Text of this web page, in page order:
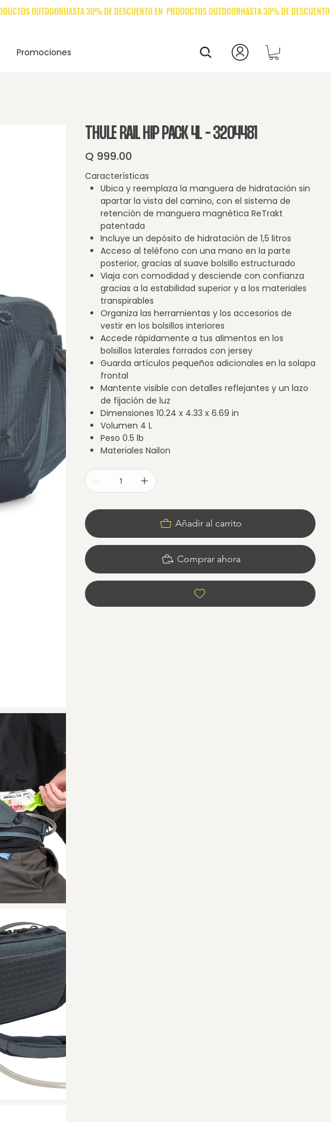
Promociones
THULE RAIL HIP PACK 4L - 3204481
Precio
Q 999.00
Características
Ubica y reemplaza la manguera de hidratación sin
apartar la vista del camino, con el sistema de
retención de manguera magnética ReTrakt
patentada
Incluye un depósito de hidratación de 1,5 litros
Acceso al teléfono con una mano en la parte
posterior, gracias al suave bolsillo estructurado
Viaja con comodidad y desciende con confianza
gracias a la estabilidad superior y a los materiales
transpirables
Organiza las herramientas y los accesorios de
vestir en los bolsillos interiores
Accede rápidamente a tus alimentos en los
bolsillos laterales forrados con jersey
Guarda artículos pequeños adicionales en la solapa
frontal
Mantente visible con detalles reflejantes y un lazo
de fijación de luz
Dimensiones 10.24 x 4.33 x 6.69 in
Volumen 4 L
Peso 0.5 lb
Materiales Nailon
Añadir al carrito
Comprar ahora